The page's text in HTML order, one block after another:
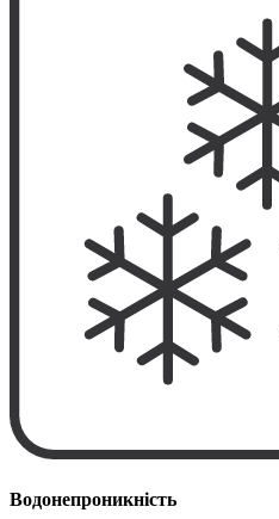
Водонепроникність